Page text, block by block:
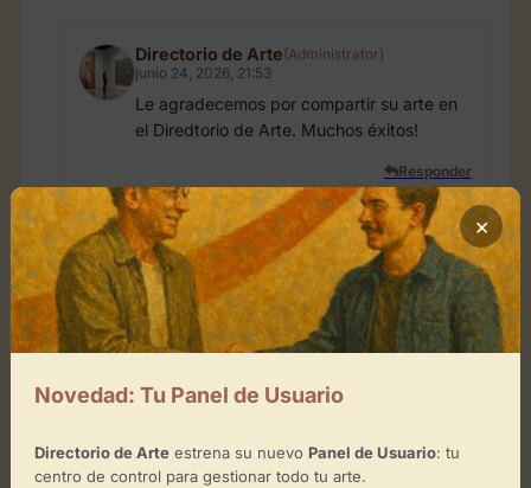
Directorio de Arte(Administrator)
junio 24, 2026, 21:53
Le agradecemos por compartir su arte en
el Diredtorio de Arte. Muchos éxitos!
Responder
Obras Relacionadas
×
Novedad: Tu Panel de Usuario
Directorio de Arteestrena su nuevo Panel de Usuario: tu
centro de control para gestionar todo tu arte.